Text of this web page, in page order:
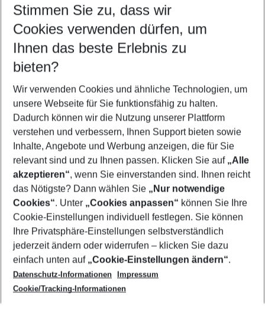
Abflughafen wählen
Beliebiger Abflughafen
Reisezeitraum wählen
10.08.26– 08.08.27 5-8 Nächte
2 Erwachsene Keine Kinder
Mehr Filter anzeigen
Footer
Footer navigation
Über uns
AGB
Cookie-Einstellungen ändern
Cookie-Richtlinie
Datenschutz
Service & Hilfe
Barrierefreies Reisen
Check-in
Folgen Sie uns
Stimmen Sie zu, dass wir
Cookies verwenden dürfen, um
Ihnen das beste Erlebnis zu
bieten?
Wir verwenden Cookies und ähnliche Technologien, um
unsere Webseite für Sie funktionsfähig zu halten.
Dadurch können wir die Nutzung unserer Plattform
verstehen und verbessern, Ihnen Support bieten sowie
Inhalte, Angebote und Werbung anzeigen, die für Sie
relevant sind und zu Ihnen passen. Klicken Sie auf „Alle
akzeptieren“, wenn Sie einverstanden sind. Ihnen reicht
das Nötigste? Dann wählen Sie „Nur notwendige
Cookies“. Unter „Cookies anpassen“ können Sie Ihre
Cookie-Einstellungen individuell festlegen. Sie können
Ihre Privatsphäre-Einstellungen selbstverständlich
jederzeit ändern oder widerrufen – klicken Sie dazu
einfach unten auf „Cookie-Einstellungen ändern“.
Datenschutz-Informationen
Impressum
Cookie/Tracking-Informationen